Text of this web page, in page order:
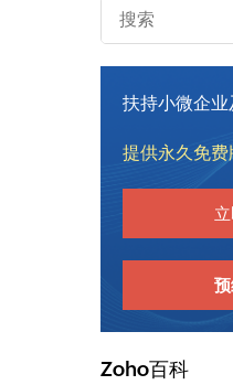
扶持小微企业
提供永久免费
Zoho百科